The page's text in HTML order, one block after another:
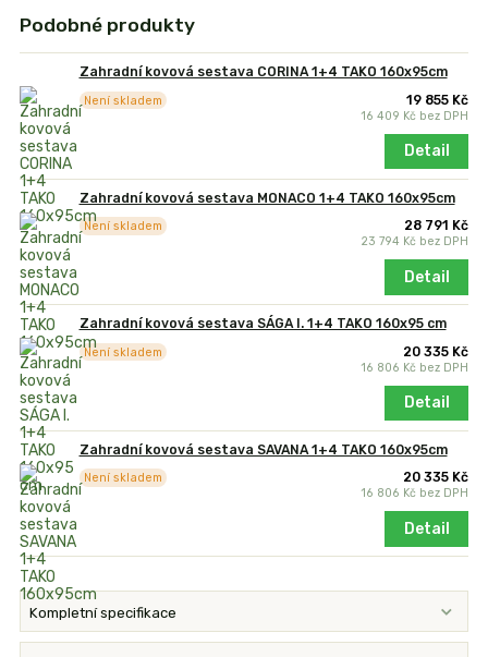
Podobné produkty
Zahradní kovová sestava CORINA 1+4 TAKO 160x95cm
19 855 Kč
16 409 Kč bez DPH
Není skladem
Detail
Zahradní kovová sestava MONACO 1+4 TAKO 160x95cm
28 791 Kč
23 794 Kč bez DPH
Není skladem
Detail
Zahradní kovová sestava SÁGA I. 1+4 TAKO 160x95 cm
20 335 Kč
16 806 Kč bez DPH
Není skladem
Detail
Zahradní kovová sestava SAVANA 1+4 TAKO 160x95cm
20 335 Kč
16 806 Kč bez DPH
Není skladem
Detail
Kompletní specifikace